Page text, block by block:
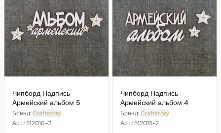
Чипборд Надпись
Армейский альбом 5
Бренд:Craftstory
Арт.: 512016-2
Чипборд Надпись
Армейский альбом 4
Бренд:Craftstory
Арт.: 512015-2